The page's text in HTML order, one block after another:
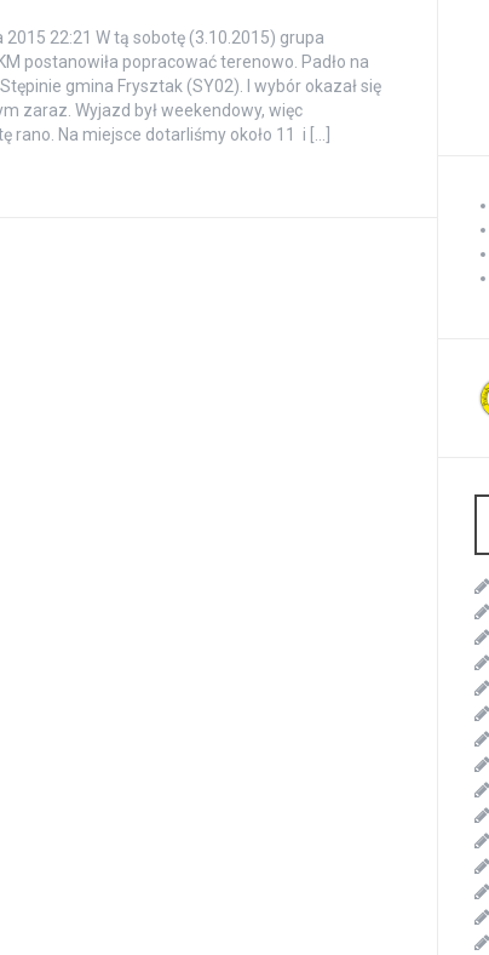
22:21 W tą sobotę (3.10.2015) grupa
postanowiła popracować terenowo. Padło na
gmina Frysztak (SY02). I wybór okazał się
zaraz. Wyjazd był weekendowy, więc
rano. Na miejsce dotarliśmy około 11 i […]